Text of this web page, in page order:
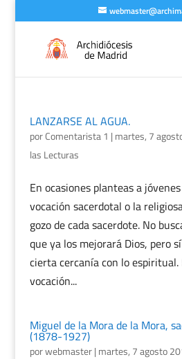
LANZARSE AL AGUA.
porComentarista 1 | martes, 7
las Lecturas
En ocasiones planteas a
vocación sacerdotal o la
gozo de cada sacerdote. No
que ya los mejorará Dios, pero
cierta cercanía con lo
vocación...
Miguel de la Mora de la Mora,
(1878-1927)
porwebmaster| martes, 7 agosto